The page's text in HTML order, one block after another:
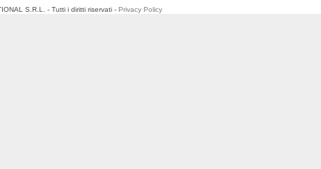
S.R.L. - Tutti i diritti riservati - Privacy Policy